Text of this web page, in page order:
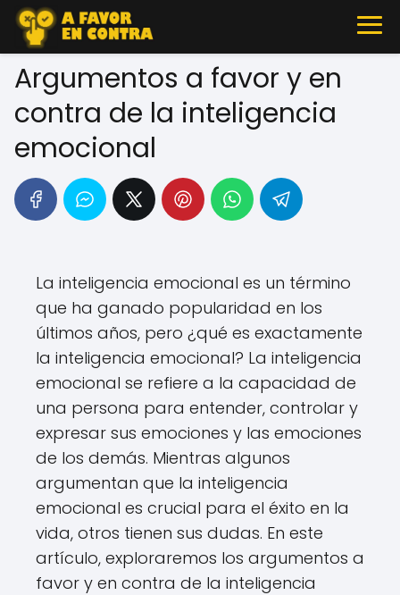
Argumentos a favor y en
contra de la inteligencia
emocional
La inteligencia emocional es un término
que ha ganado popularidad en los
últimos años, pero ¿qué es exactamente
la inteligencia emocional? La inteligencia
emocional se refiere a la capacidad de
una persona para entender, controlar y
expresar sus emociones y las emociones
de los demás. Mientras algunos
argumentan que la inteligencia
emocional es crucial para el éxito en la
vida, otros tienen sus dudas. En este
artículo, exploraremos los argumentos a
favor y en contra de la inteligencia